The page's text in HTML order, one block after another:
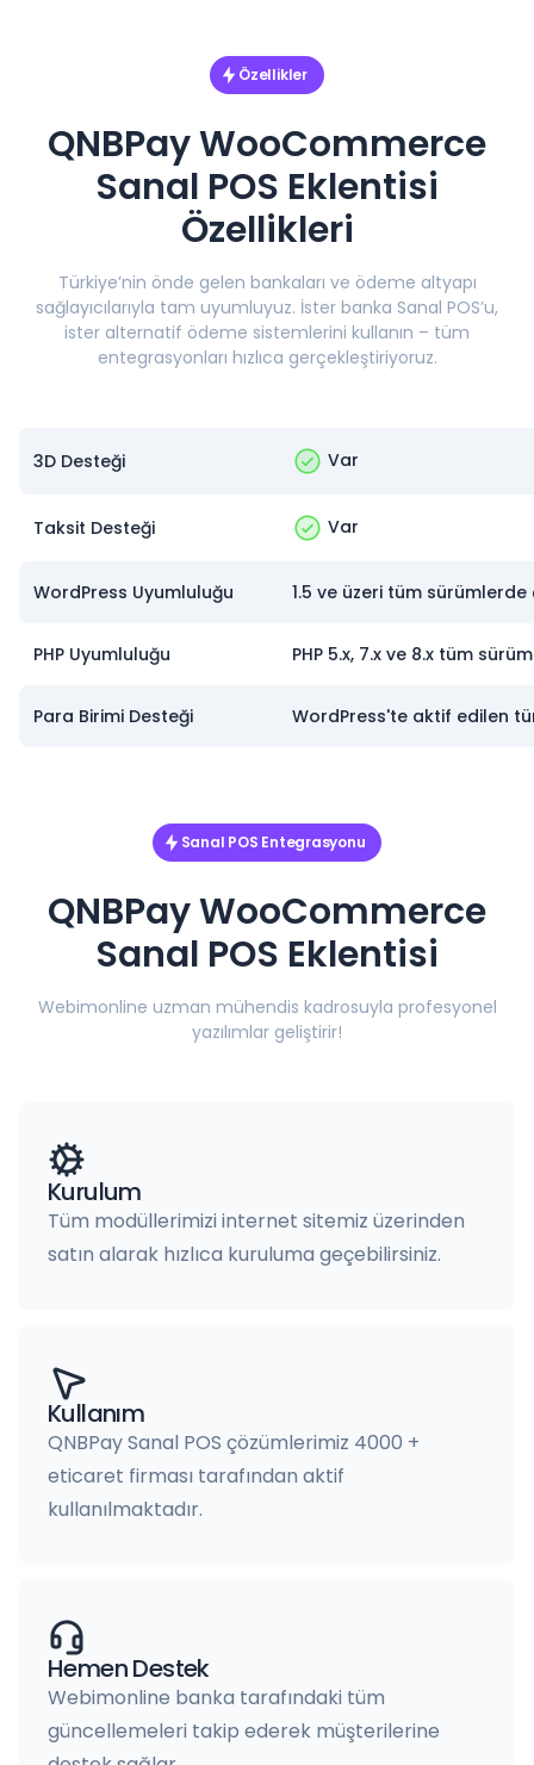
Özellikler
QNBPay WooCommerce
Sanal POS Eklentisi
Özellikleri
Türkiye’nin önde gelen bankaları ve ödeme altyapı
sağlayıcılarıyla tam uyumluyuz. İster banka Sanal POS’u,
ister alternatif ödeme sistemlerini kullanın – tüm
entegrasyonları hızlıca gerçekleştiriyoruz.
3D Desteği Var
Taksit Desteği Var
WordPress Uyumluluğu 1.5 ve üzeri tüm sürümlerde
PHP Uyumluluğu PHP 5.x, 7.x ve 8.x tüm
Para Birimi Desteği WordPress'te aktif edilen
Sanal POS Entegrasyonu
QNBPay WooCommerce
Sanal POS Eklentisi
Webimonline uzman mühendis kadrosuyla profesyonel
yazılımlar geliştirir!
Kurulum
Tüm modüllerimizi internet sitemiz üzerinden
satın alarak hızlıca kuruluma geçebilirsiniz.
Kullanım
QNBPay Sanal POS çözümlerimiz 4000 +
eticaret firması tarafından aktif
kullanılmaktadır.
Hemen Destek
Webimonline banka tarafındaki tüm
güncellemeleri takip ederek müşterilerine